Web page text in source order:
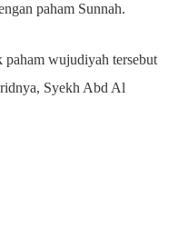
paham Sunnah.
wujudiyah tersebut
Syekh Abd Al